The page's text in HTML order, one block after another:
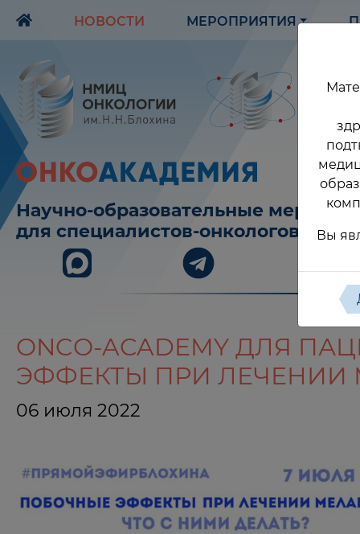
Вы
НОВОСТИ МЕРОПРИЯТИЯ
Научно-образовательные
для специалистов-онкологов
ONCO-ACADEMY ДЛЯ
ЭФФЕКТЫ ПРИ ЛЕЧЕНИИ
06 июля 2022